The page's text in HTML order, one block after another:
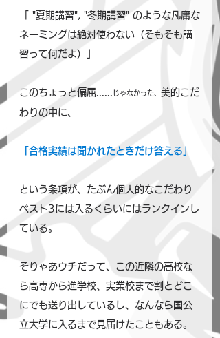
「 "夏期講習", "冬期講習" のような凡庸な
ネーミングは絶対使わない（そもそも講
習って何だよ）」
このちょっと偏屈...... じゃなかった、 美的こだ
わりの中に、
「合格実績は聞かれたときだけ答える」
という条項が、たぶん個人的なこだわり
ベスト3には入るくらいにはランクインし
ている。
そりゃあウチだって、この近隣の高校な
ら高専から進学校、実業校まで割とどこ
にでも送り出しているし、なんなら国公
立大学に入るまで見届けたこともある。